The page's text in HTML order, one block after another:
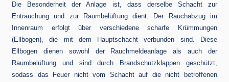
Die Besonderheit der Anlage ist, dass derselbe Schacht zur
Entrauchung und zur Raumbelüftung dient. Der Rauchabzug im
Innenraum erfolgt über verschiedene scharfe Krümmungen
(Ellbogen), die mit dem Hauptschacht verbunden sind. Diese
Ellbogen dienen sowohl der Rauchmeldeanlage als auch der
Raumbelüftung und sind durch Brandschutzklappen geschützt,
sodass das Feuer nicht vom Schacht auf die nicht betroffenen